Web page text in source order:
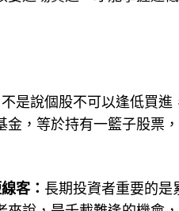
進場買進，才能掌握逢
不是說個股不可以逢低買進
，等於持有一籃子股票
客：長期投資者重要的是